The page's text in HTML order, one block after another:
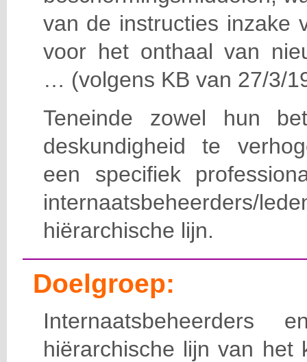
van de instructies inzake
voor het onthaal van
… (volgens KB van 27/3/
Teneinde zowel hun
deskundigheid te
een specifiek
hiërarchische lijn.
Doelgroep:
hiërarchische lijn van het